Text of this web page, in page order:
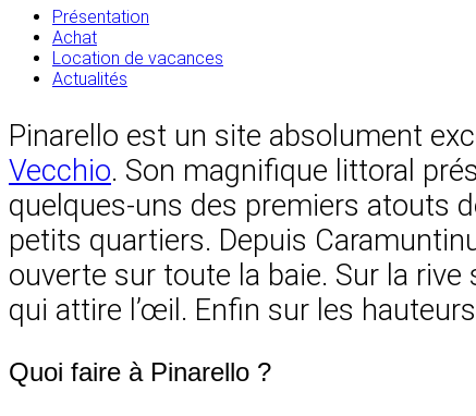
Présentation
Achat
Location de vacances
Actualités
Pinarello est un site absolument
Vecchio. Son magnifique littoral
quelques-uns des premiers atouts
petits quartiers. Depuis
ouverte sur toute la baie. Sur la rive
qui attire l’œil. Enfin sur les
Quoi faire à Pinarello ?